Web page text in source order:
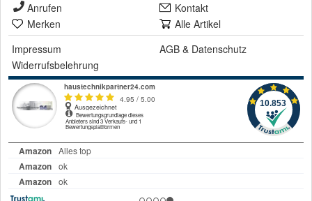
Anrufen
Kontakt
Merken
Alle Artikel
Impressum
AGB & Datenschutz
Widerrufsbelehrung